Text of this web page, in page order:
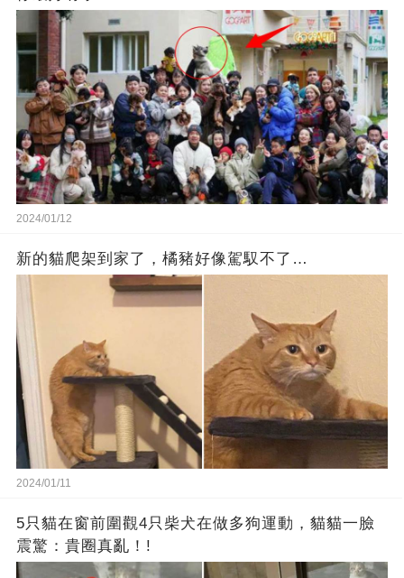
2024/01/12
新的貓爬架到家了，橘豬好像駕馭不了…
2024/01/11
5只貓在窗前圍觀4只柴犬在做多狗運動，貓貓一臉
震驚：貴圈真亂！!